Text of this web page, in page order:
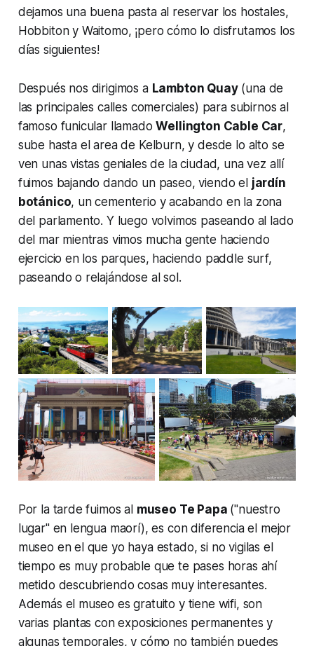
dejamos una buena pasta al reservar los hostales,
Hobbiton y Waitomo, ¡pero cómo lo disfrutamos los
días siguientes!
Después nos dirigimos a Lambton Quay(una de
las principales calles comerciales) para subirnos al
famoso funicular llamadoWellington Cable Car,
sube hasta el area de Kelburn, y desde lo alto se
ven unas vistas geniales de la ciudad, una vez allí
fuimos bajando dando un paseo, viendo el jardín
botánico, un cementerio y acabando en la zona
del parlamento. Y luego volvimos paseando al lado
del mar mientras vimos mucha gente haciendo
ejercicio en los parques, haciendo paddle surf,
paseando o relajándose al sol.
Por la tarde fuimos al museo Te Papa ("nuestro
lugar" en lengua maorí), es con diferencia el mejor
museo en el que yo haya estado, si no vigilas el
tiempo es muy probable que te pases horas ahí
metido descubriendo cosas muy interesantes.
Además el museo es gratuito y tiene wifi, son
varias plantas con exposiciones permanentes y
algunas temporales, y cómo no también puedes